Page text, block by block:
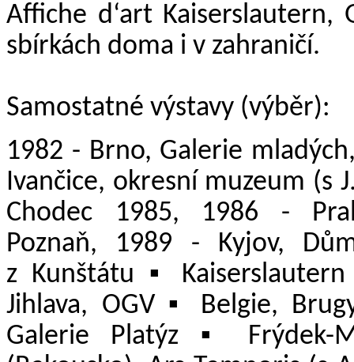
Affiche d‘art Kaiserslautern,
sbírkách doma i v zahraničí.
Samostatné výstavy (výběr):
1982 - Brno, Galerie
Ivančice, okresní muzeum (s
Chodec 1985, 1986 -
Poznaň, 1989 - Kyjov,
z Kunštátu ▪
Jihlava, OGV ▪ Belgie,
Galerie Platýz ▪ Frýdek-